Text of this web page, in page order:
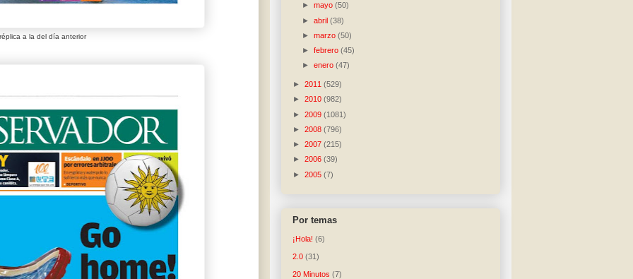
a la del día anterior
►mayo(50)
►abril(38)
►marzo(50)
►febrero(45)
►enero(47)
► 2011 (529)
► 2010 (982)
► 2009 (1081)
► 2008 (796)
► 2007 (215)
► 2006 (39)
► 2005 (7)
Por temas
¡Hola! (6)
2.0 (31)
20 Minutos (7)